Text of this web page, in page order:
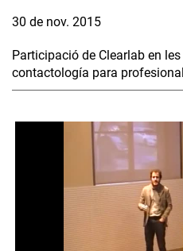
30 de nov. 2015
Participació de Clearlab en
contactología para